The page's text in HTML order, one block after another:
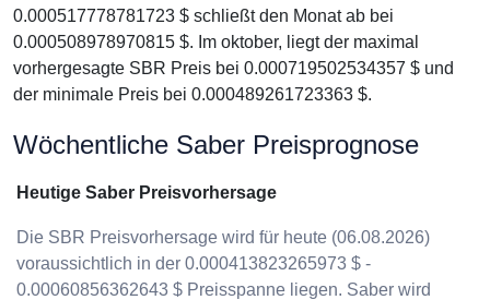
0.000517778781723 $ schließt den Monat ab bei
0.000508978970815 $. Im oktober, liegt der maximal
vorhergesagte SBR Preis bei 0.000719502534357 $ und
der minimale Preis bei 0.000489261723363 $.
Wöchentliche Saber Preisprognose
Heutige Saber Preisvorhersage
Die SBR Preisvorhersage wird für heute (06.08.2026)
voraussichtlich in der 0.000413823265973 $ -
0.00060856362643 $ Preisspanne liegen. Saber wird